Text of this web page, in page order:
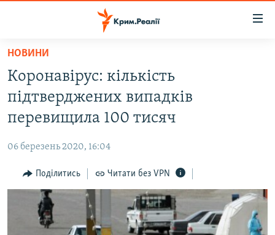
Перейти
основного
матеріалу
до
основної
навігації
Перейти
до
ВОДА.КРИМ
ВІДЕО ТА ФОТО
БЛОГИ
ПОГЛЯД
ІНТЕРВ'Ю
ВСЕ ЗА ДЕНЬ
НОВИНИ
Коронавірус: кількість
підтверджених випадків
перевищила 100 тисяч
06 березень 2020, 16:04
Поділитись Читати без VPN